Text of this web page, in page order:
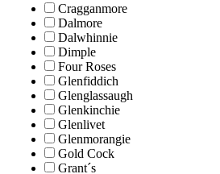
Cragganmore
Dalmore
Dalwhinnie
Dimple
Four Roses
Glenfiddich
Glenglassaugh
Glenkinchie
Glenlivet
Glenmorangie
Gold Cock
Grant´s